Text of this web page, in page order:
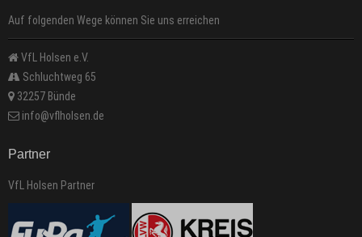
Auf folgenden Wege können Sie uns erreichen
VfL Holsen e.V.
Schluchtweg 65
32257 Bünde
info@vflholsen.de
Partner
VfL Holsen Partner